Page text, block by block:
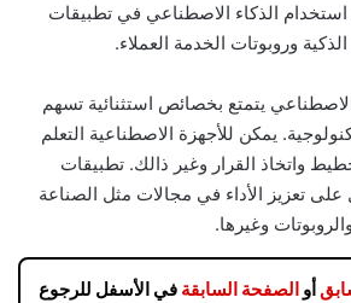
استخدام الذكاء الاصطناعي في تطبيقات
وروبوتات الخدمة العملاء.
الاصطناعي يتمتع بخصائص استثنائية تسهم
يمكن للأجهزة الاصطناعية التعلم
واتخاذ القرار وغير ذالك. تطبيقات
تعزيز الأداء في مجالات مثل الصناعة
وغيرها.
أو الصفحة السابقة في الأسفل للرجوع